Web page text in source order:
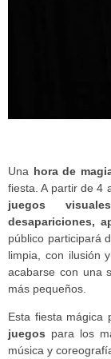
Una hora de
fiesta. A partir de 4
juegos
desapariciones,
público participará
limpia, con ilusión
acabarse con una
más pequeños.
Esta fiesta mágica
juegos para los
música y